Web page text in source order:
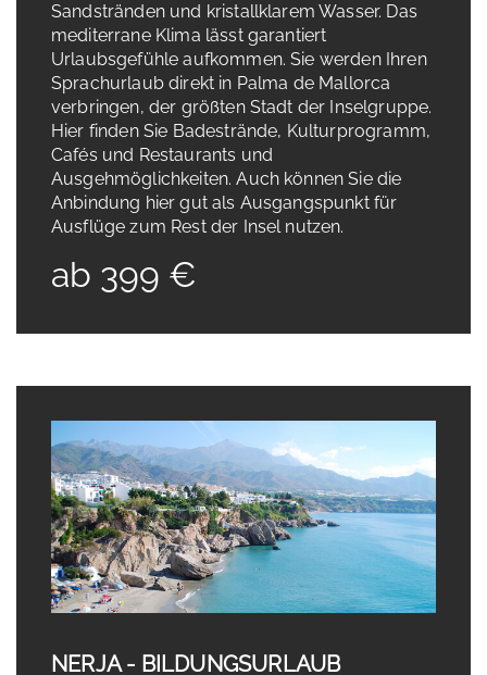
Sandstränden und kristallklarem Wasser. Das
mediterrane Klima lässt garantiert
Urlaubsgefühle aufkommen. Sie werden Ihren
Sprachurlaub direkt in Palma de Mallorca
verbringen, der größten Stadt der Inselgruppe.
Hier finden Sie Badestrände, Kulturprogramm,
Cafés und Restaurants und
Ausgehmöglichkeiten. Auch können Sie die
Anbindung hier gut als Ausgangspunkt für
Ausflüge zum Rest der Insel nutzen.
ab 399 €
NERJA - BILDUNGSURLAUB